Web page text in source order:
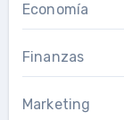
Economía
Finanzas
Marketing